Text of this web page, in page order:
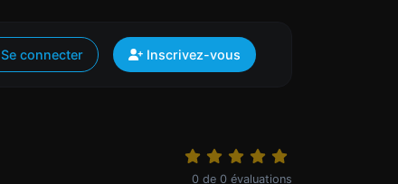
Se connecter Inscrivez-vous
0 de 0 évaluations